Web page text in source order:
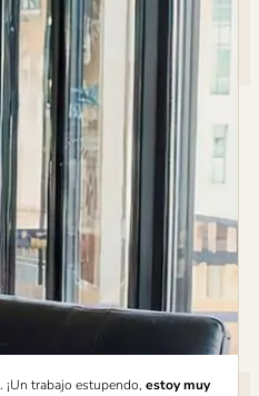
¡Un trabajo estupendo, estoy muy